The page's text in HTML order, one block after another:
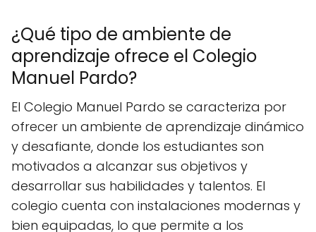
¿Qué tipo de ambiente de
aprendizaje ofrece el Colegio
Manuel Pardo?
El Colegio Manuel Pardo se caracteriza por
ofrecer un ambiente de aprendizaje dinámico
y desafiante, donde los estudiantes son
motivados a alcanzar sus objetivos y
desarrollar sus habilidades y talentos. El
colegio cuenta con instalaciones modernas y
bien equipadas, lo que permite a los